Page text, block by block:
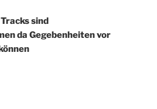
sind
da Gegebenheiten vor